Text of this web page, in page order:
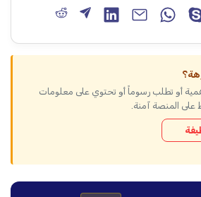
أو تطلب رسوماً أو تحتوي على معلومات
على المنصة آمنة.